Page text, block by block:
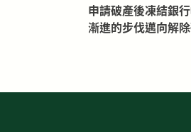
申請破產後凍結銀
漸進的步伐邁向解